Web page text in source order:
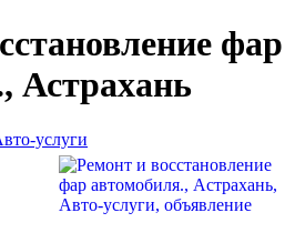
фар
Астрахань
услуги